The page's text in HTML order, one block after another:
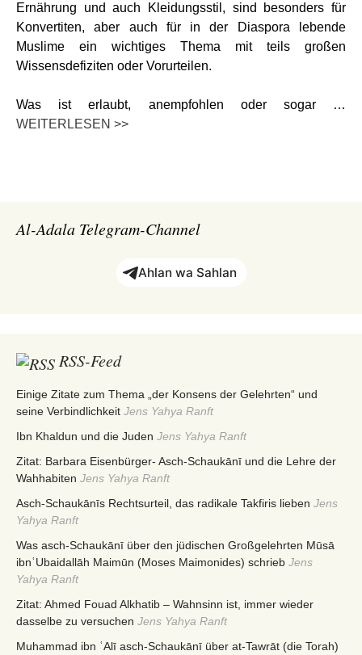
Ernährung und auch Kleidungsstil, sind besonders für
Konvertiten, aber auch für in der Diaspora lebende
Muslime ein wichtiges Thema mit teils großen
Wissensdefiziten oder Vorurteilen.
Was ist erlaubt, anempfohlen oder sogar …
WEITERLESEN >>
Al-Adala Telegram-Channel
Ahlan wa Sahlan
RSS-Feed
Einige Zitate zum Thema „der Konsens der Gelehrten“ und
seine Verbindlichkeit Jens Yahya Ranft
Ibn Khaldun und die Juden Jens Yahya Ranft
Zitat: Barbara Eisenbürger- Asch-Schaukānī und die Lehre der
Wahhabiten Jens Yahya Ranft
Asch-Schaukānīs Rechtsurteil, das radikale Takfiris lieben Jens
Yahya Ranft
Was asch-Schaukānī über den jüdischen Großgelehrten Mūsā
ibnʿUbaidallāh Maimūn (Moses Maimonides) schrieb Jens
Yahya Ranft
Zitat: Ahmed Fouad Alkhatib – Wahnsinn ist, immer wieder
dasselbe zu versuchen Jens Yahya Ranft
Muhammad ibn ʿAlī asch-Schaukānī über at-Tawrāt (die Torah)